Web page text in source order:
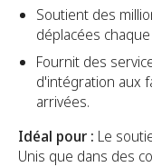
Soutient des
déplacées
Fournit des
d'intégration aux
arrivées.
Idéal pour : Le
Unis que dans des